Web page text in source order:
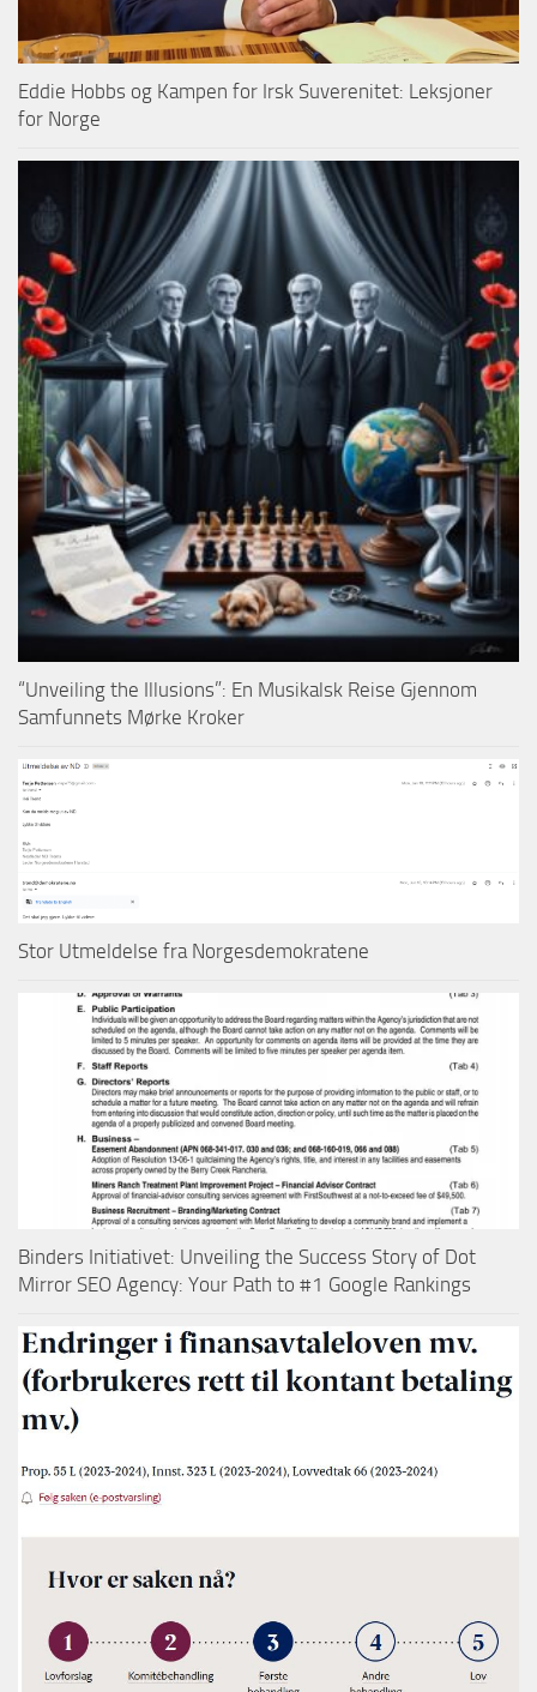
Eddie Hobbs og Kampen for Irsk Suverenitet: Leksjoner
for Norge
“Unveiling the Illusions”: En Musikalsk Reise Gjennom
Samfunnets Mørke Kroker
Stor Utmeldelse fra Norgesdemokratene
Binders Initiativet: Unveiling the Success Story of Dot
Mirror SEO Agency: Your Path to #1 Google Rankings